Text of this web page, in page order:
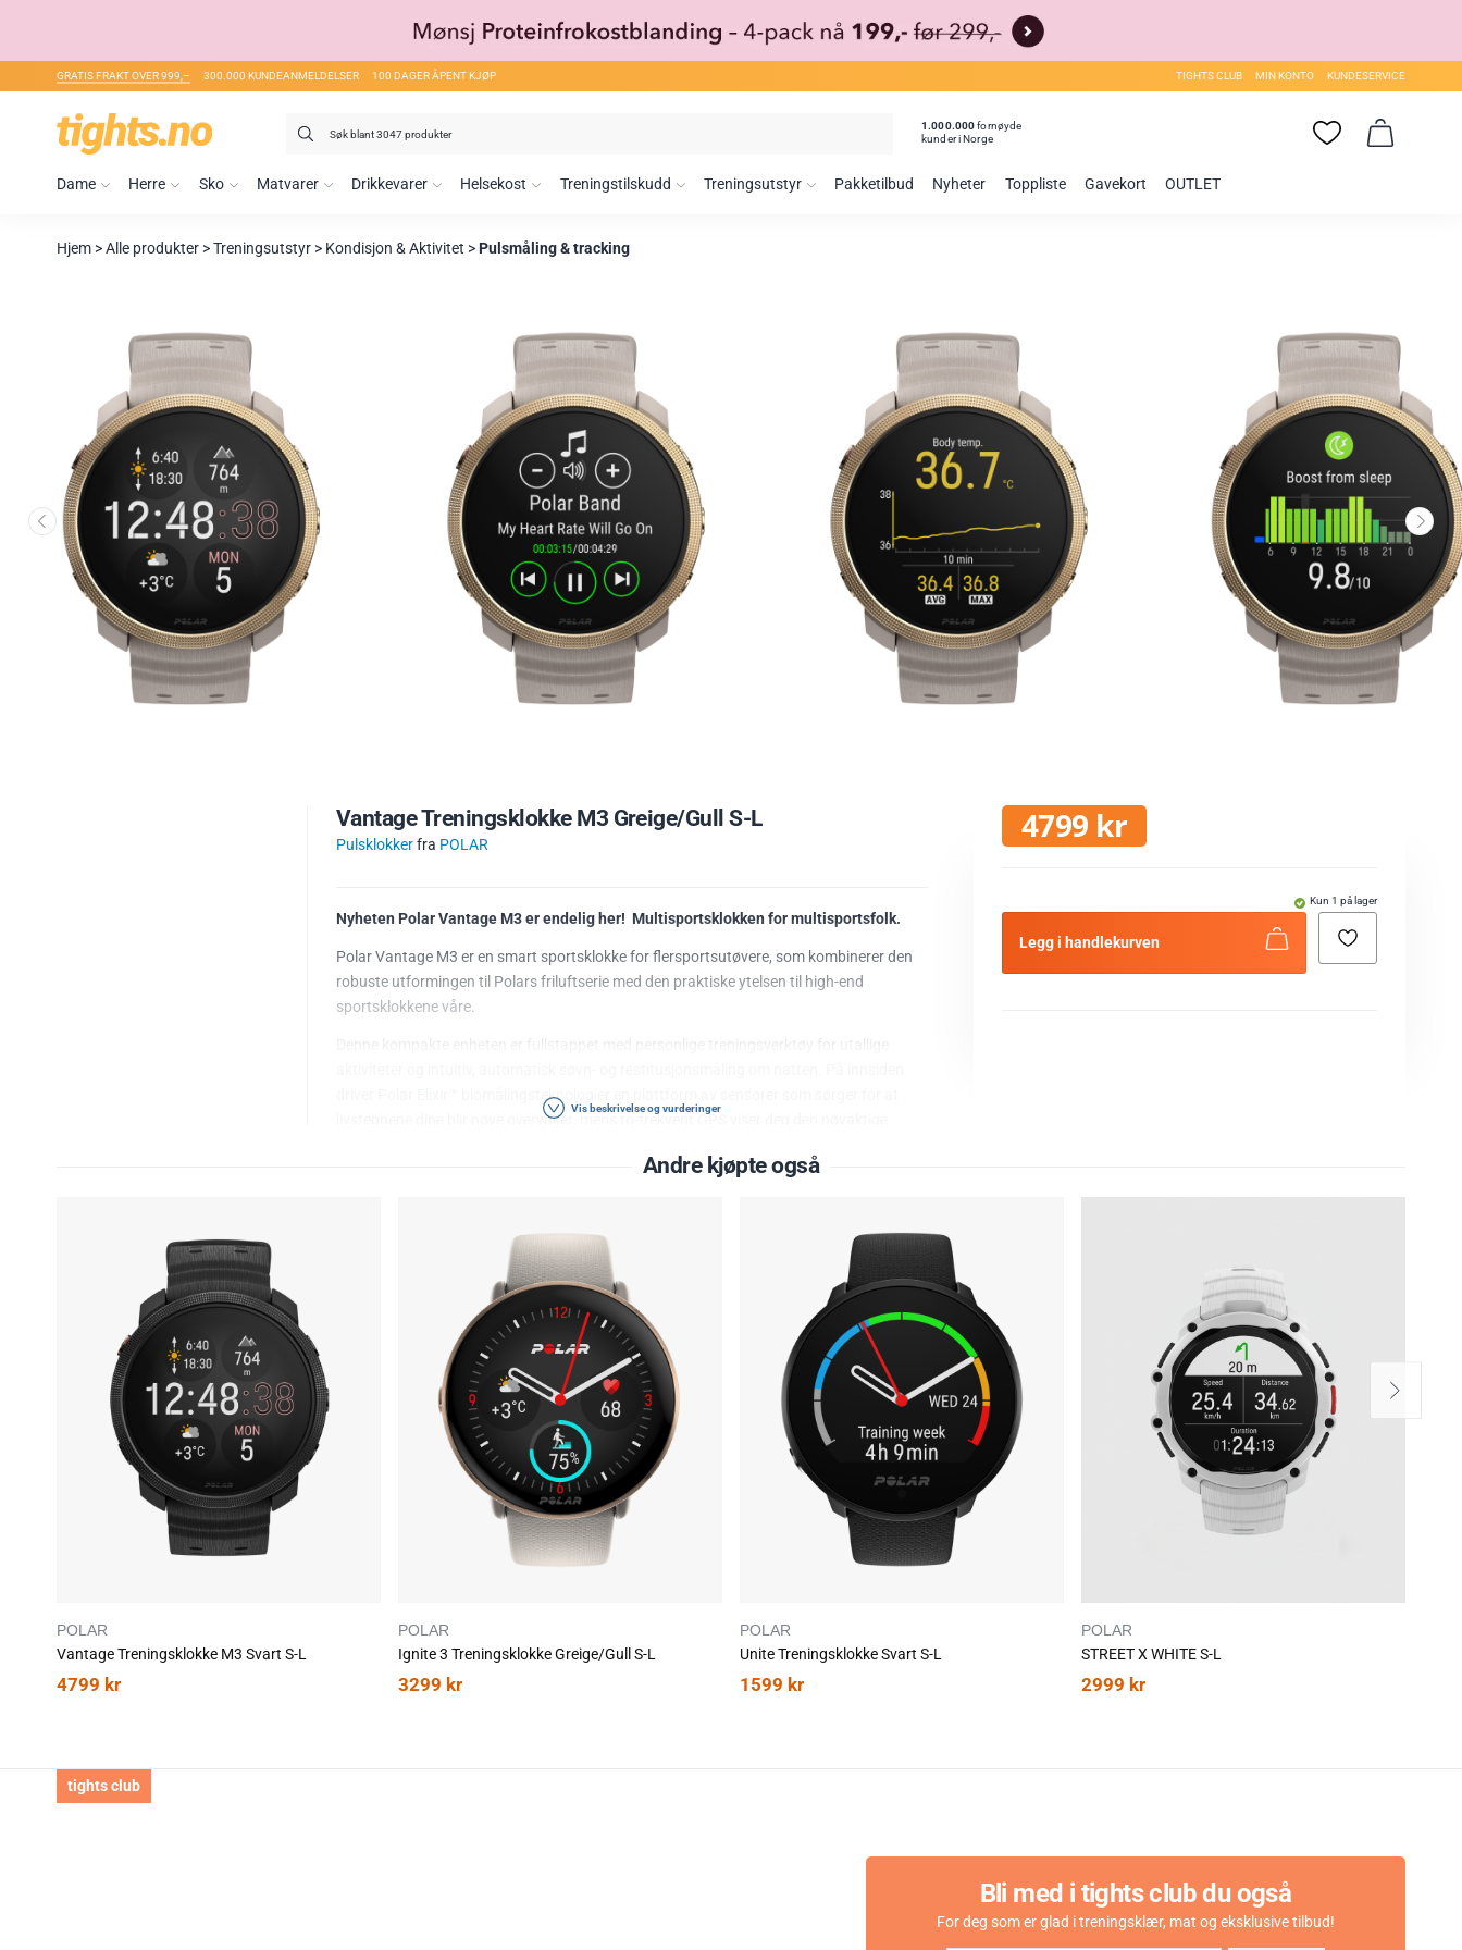
GRATIS FRAKT OVER 999,– 300.000 KUNDEANMELDELSER 100 DAGER ÅPENT KJØP TIGHTS CLUB MIN KONTO KUNDESERVICE
Søk
1.000.000fornøyde
kunder i Norge
Dame Herre Sko Matvarer Drikkevarer Helsekost Treningstilskudd Treningsutstyr Pakketilbud Nyheter Toppliste Gavekort OUTLET
Hjem >Alle produkter >Treningsutstyr > Kondisjon & Aktivitet >Pulsmåling & tracking
Vantage Treningsklokke M3 Greige/Gull S-L
Pulsklokkerfra POLAR 4799 kr
Kun 1 på lager
Legg i handlekurven
Nyheten Polar Vantage M3 er endelig her! Multisportsklokken for multisportsfolk.
Polar Vantage M3 er en smart sportsklokke for flersportsutøvere, som kombinerer den
robuste utformingen til Polars friluftserie med den praktiske ytelsen til high-end
sportsklokkene våre.
driver Polar Elixir™ biomålingsteknologier en plattform av sensorer som sørger for at
livstegnene dine blir nøye overvåket, mens to-frekvent GPS viser deg den nøyaktige
berøringsskjerm er Polar Vantage M3 en spesialisert allroundklokke som gir deg det
Ripebestandig Gorilla Glass 3.0.
Ramme og knapper i rustfritt stål.
1,28 tommer AMOLED berøringsskjerm og lommelyktfunksjon.
Velg dashbordene og widgetene du vil ha klar for rask tilgang til alle visningene og
funksjonene du trenger.
Liten, tynn og lett - Perfekt for aktive kvinner. 12 mm tynn, 44 mm diameter, 53 g
Tekniske spesifikasjoner
POLAR ELIXIR™ Biosensing-teknologier
Elixir™ sensorfusjonsteknologi måler mer fysiologiske og mekaniske data fra
sport og i livet.
Optisk hjertefrekvens (OHR) Gen 4: Den nye sensoren har blitt redesignet for
og pulsvariasjoner for å hjelpe deg med å finne balansen mellom trening og
Vis beskrivelse og vurderinger
Andre kjøpte også
POLAR
Vantage Treningsklokke M3 Svart S-L
4799 kr
POLAR
Ignite 3 Treningsklokke Greige/Gull S-L
3299 kr
POLAR
Unite Treningsklokke Svart S-L
1599 kr
POLAR
STREET X WHITE S-L
2999 kr
tights club
Bli med i tights club du også
For deg som er glad i treningsklær, mat og eksklusive tilbud!